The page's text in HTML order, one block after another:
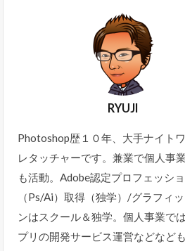
RYUJI
Photoshop歴１０年、大手ナイト
レタッチャーです。兼業で個人事
も活動。Adobe認定プロフェッシ
（Ps/Ai）取得（独学）/グラフィ
ンはスクール＆独学。個人事業で
プリの開発サービス運営などなど